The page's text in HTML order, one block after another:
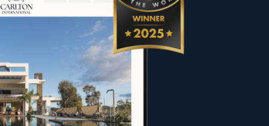
et son caractère unique
et propriétaires dans